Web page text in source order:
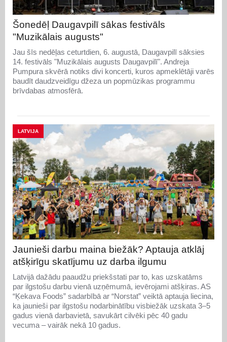
Šonedēļ Daugavpilī sākas festivāls
"Muzikālais augusts"
Jau šīs nedēļas ceturtdien, 6. augustā, Daugavpilī sāksies
14. festivāls "Muzikālais augusts Daugavpilī". Andreja
Pumpura skvērā notiks divi koncerti, kuros apmeklētāji varēs
baudīt daudzveidīgu džeza un popmūzikas programmu
brīvdabas atmosfērā.
LATVIJA
Jaunieši darbu maina biežāk? Aptauja atklāj
atšķirīgu skatījumu uz darba ilgumu
Latvijā dažādu paaudžu priekšstati par to, kas uzskatāms
par ilgstošu darbu vienā uzņēmumā, ievērojami atšķiras. AS
“Ķekava Foods” sadarbībā ar “Norstat” veiktā aptauja liecina,
ka jaunieši par ilgstošu nodarbinātību visbiežāk uzskata 3–5
gadus vienā darbavietā, savukārt cilvēki pēc 40 gadu
vecuma – vairāk nekā 10 gadus.